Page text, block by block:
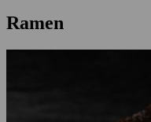
Ramen